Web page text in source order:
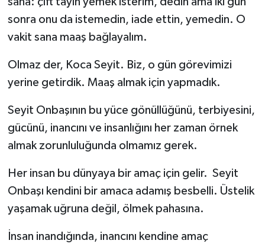
sonra onu da istemedin, iade ettin, yemedin. O
vakit sana maaş bağlayalım.
Olmaz der, Koca Seyit. Biz, o gün görevimizi
yerine getirdik. Maaş almak için yapmadık.
Seyit Onbaşının bu yüce gönüllüğünü, terbiyesini,
gücünü, inancını ve insanlığını her zaman örnek
almak zorunluluğunda olmamız gerek.
Her insan bu dünyaya bir amaç için gelir. Seyit
Onbaşı kendini bir amaca adamış besbelli. Üstelik
yaşamak uğruna değil, ölmek pahasına.
İnsan inandığında, inancını kendine amaç